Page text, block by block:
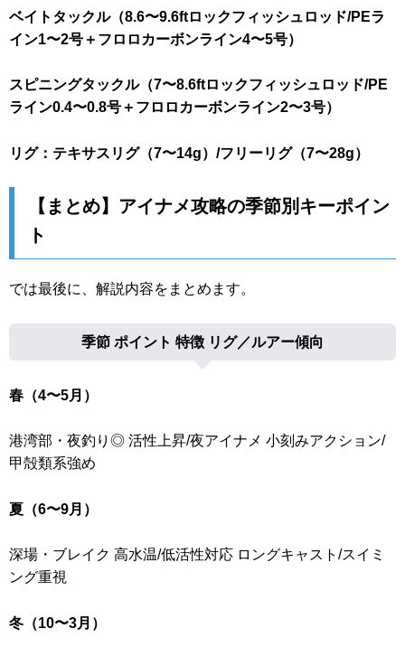
ベイトタックル（8.6〜9.6ftロックフィッシュロッド/PEラ
イン1〜2号＋フロロカーボンライン4〜5号）
スピニングタックル（7〜8.6ftロックフィッシュロッド/PE
ライン0.4〜0.8号＋フロロカーボンライン2〜3号）
リグ：テキサスリグ（7〜14g）/フリーリグ（7〜28g）
【まとめ】アイナメ攻略の季節別キーポイン
ト
では最後に、解説内容をまとめます。
季節 ポイント 特徴 リグ／ルアー傾向
春（4〜5月）
港湾部・夜釣り◎ 活性上昇/夜アイナメ 小刻みアクション/
甲殻類系強め
夏（6〜9月）
深場・ブレイク 高水温/低活性対応 ロングキャスト/スイミ
ング重視
冬（10〜3月）